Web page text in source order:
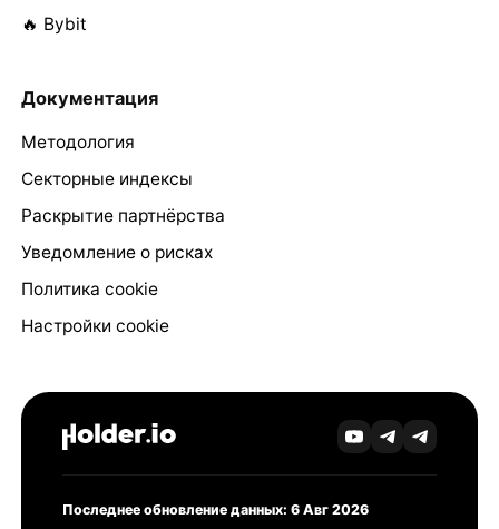
🔥 Bybit
Документация
Методология
Секторные индексы
Раскрытие партнёрства
Уведомление о рисках
Политика cookie
Настройки cookie
Последнее обновление данных: 6 Авг 2026